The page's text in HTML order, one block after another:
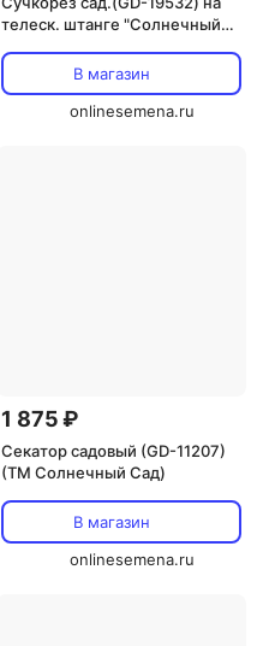
телеск. штанге "Солнечный
В магазин
onlinesemena.ru
1 875 ₽
Секатор садовый (GD-11207)
(ТМ Солнечный Сад)
В магазин
onlinesemena.ru